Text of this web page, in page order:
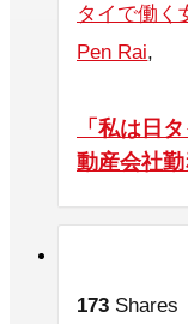
タイで働く
Pen Rai,
「私は日
動産会社
173 Shares